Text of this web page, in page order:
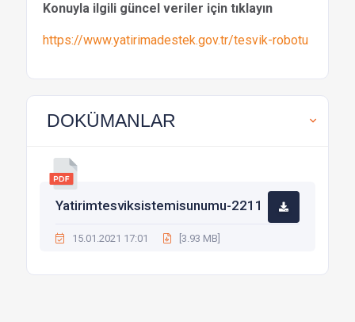
Konuyla ilgili güncel veriler için tıklayın
https://www.yatirimadestek.gov.tr/tesvik-robotu
DOKÜMANLAR
Yatirimtesviksistemisunumu-2211
15.01.2021 17:01 [3.93 MB]